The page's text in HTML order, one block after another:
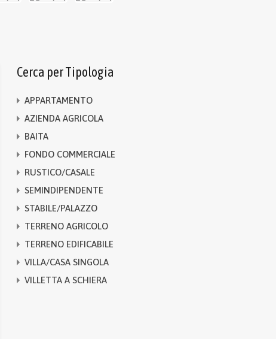
Cerca per Tipologia
APPARTAMENTO
AZIENDA AGRICOLA
BAITA
FONDO COMMERCIALE
RUSTICO/CASALE
SEMINDIPENDENTE
STABILE/PALAZZO
TERRENO AGRICOLO
TERRENO EDIFICABILE
VILLA/CASA SINGOLA
VILLETTA A SCHIERA